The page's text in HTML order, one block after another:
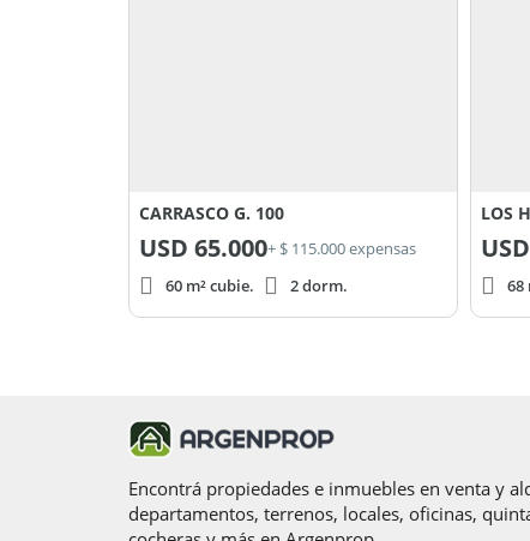
CARRASCO G. 100
USD 65.000+ $ 115.000 expensas
60 m² cubie.
2 dorm.
LOS
USD
68
Encontrá propiedades e inmuebles en venta y
departamentos, terrenos, locales, oficinas,